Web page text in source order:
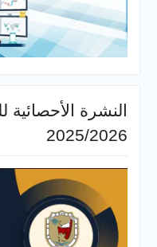
النشرة الأحصائية
2025/2026